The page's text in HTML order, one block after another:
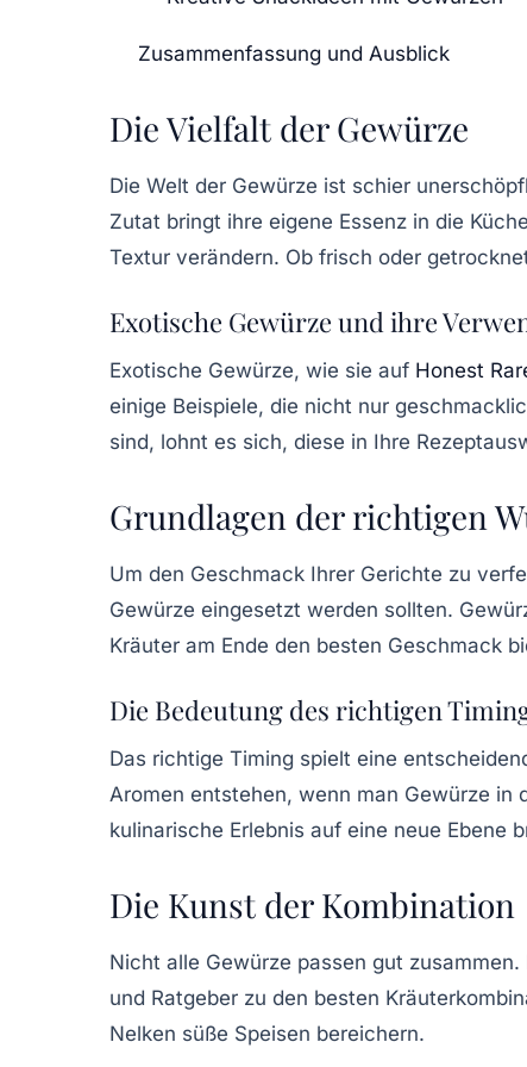
Zusammenfassung und Ausblick
Die Vielfalt der Gewürze
Die Welt der Gewürze ist schier
Zutat bringt ihre eigene Essenz in die
Textur verändern. Ob frisch oder
Exotische Gewürze und ihre
Exotische Gewürze, wie sie auf Honest
einige Beispiele, die nicht nur
sind, lohnt es sich, diese in Ihre
Grundlagen der richtigen
Um den Geschmack Ihrer Gerichte zu
Gewürze eingesetzt werden sollten.
Kräuter am Ende den besten Geschmack
Die Bedeutung des richtigen
Das richtige Timing spielt eine
Aromen entstehen, wenn man Gewürze in
kulinarische Erlebnis auf eine neue Ebene
Die Kunst der Kombination
Nicht alle Gewürze passen gut
und Ratgeber zu den besten
Nelken süße Speisen bereichern.